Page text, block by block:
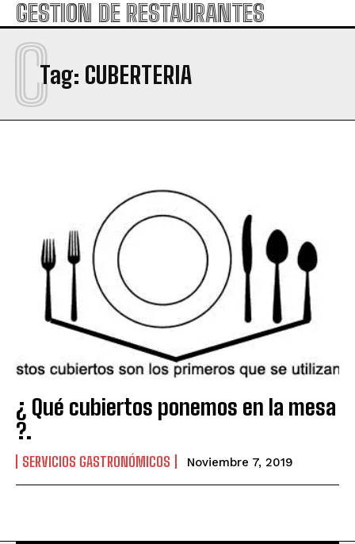
GESTION DE RESTAURANTES
Tag: CUBERTERIA
C
¿ Qué cubiertos ponemos en la mesa
?.
SERVICIOS GASTRONÓMICOS Noviembre 7, 2019